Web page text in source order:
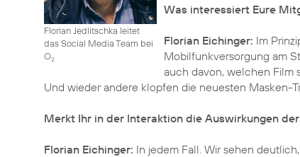
Florian Jedlitschka leitet
das Social Media Team bei
O2
Was interessiert Eure
Florian Eichinger: Im
Mobilfunkversorgung am
auch davon, welchen Film
Und wieder andere klopfen die neuesten Masken-
Merkt Ihr in der Interaktion die Auswirkungen
Florian Eichinger: In jedem Fall. Wir sehen